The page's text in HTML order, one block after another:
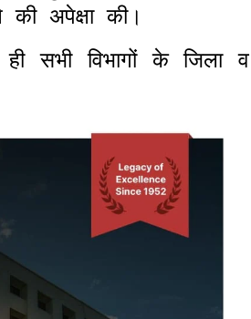
की अपेक्षा की।
सभी विभागों के जिला व